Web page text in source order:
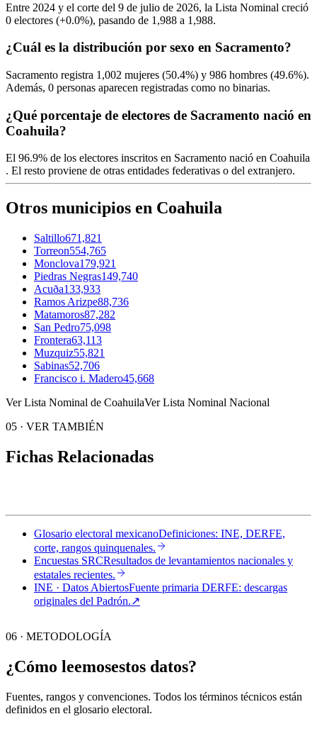
Entre 2024 y el corte del 9 de julio de 2026, la Lista Nominal creció
0 electores (+0.0%), pasando de 1,988 a 1,988.
¿Cuál es la distribución por sexo en Sacramento?
Sacramento registra 1,002 mujeres (50.4%) y 986 hombres (49.6%).
Además, 0 personas aparecen registradas como no binarias.
¿Qué porcentaje de electores de Sacramento nació en
Coahuila?
El 96.9% de los electores inscritos en Sacramento nació en Coahuila
. El resto proviene de otras entidades federativas o del extranjero.
Otros municipios en Coahuila
Saltillo671,821
Torreon554,765
Monclova179,921
Piedras Negras149,740
Acuða133,933
Ramos Arizpe88,736
Matamoros87,282
San Pedro75,098
Frontera63,113
Muzquiz55,821
Sabinas52,706
Francisco i. Madero45,668
Ver Lista Nominal de CoahuilaVer Lista Nominal Nacional
05 · VER TAMBIÉN
Fichas Relacionadas
Glosario electoral mexicanoDefiniciones: INE, DERFE,
corte, rangos quinquenales.
Encuestas SRCResultados de levantamientos nacionales y
estatales recientes.
INE · Datos AbiertosFuente primaria DERFE: descargas
originales del Padrón.↗︎
06 · METODOLOGÍA
¿Cómo leemosestos datos?
Fuentes, rangos y convenciones. Todos los términos técnicos están
definidos en el glosario electoral.